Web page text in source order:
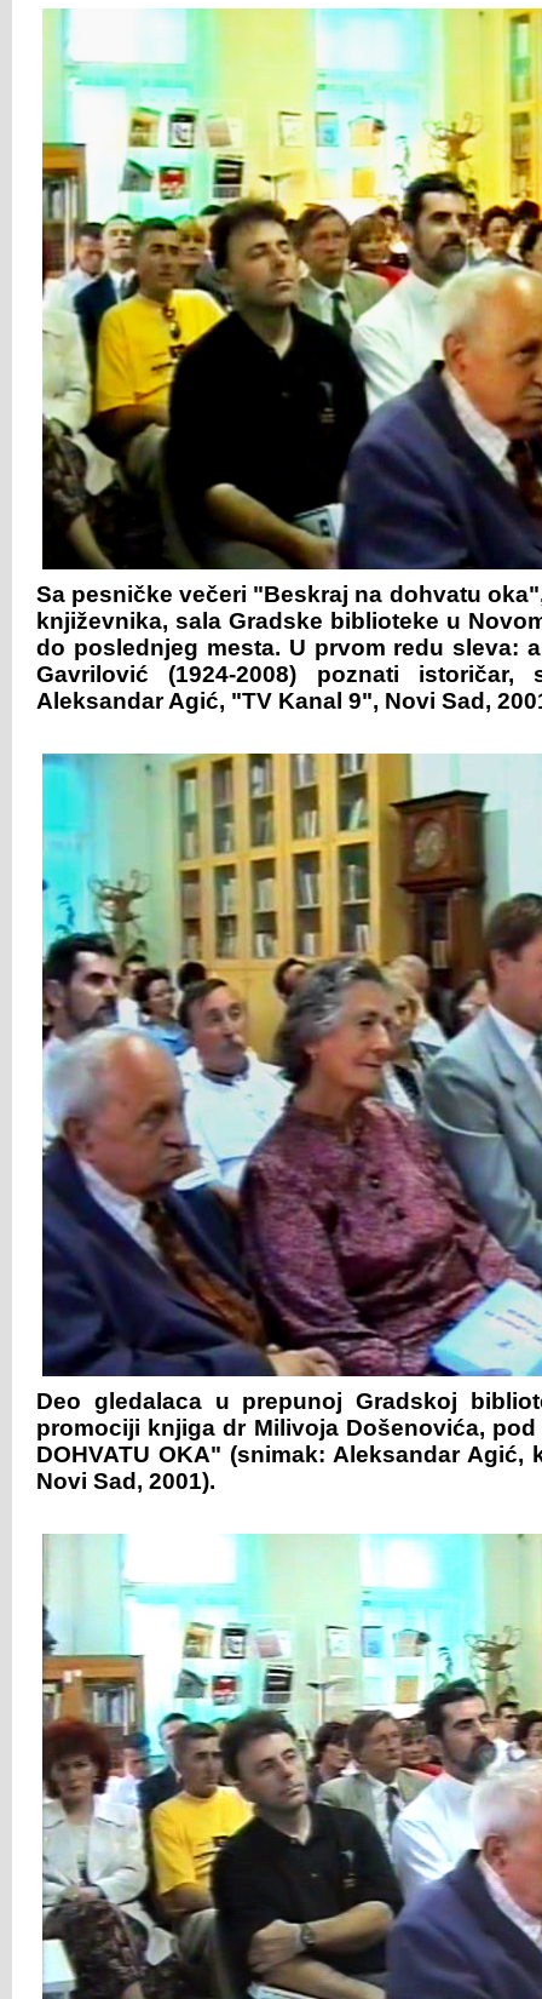
Sa pesničke večeri "Beskraj na dohvatu
književnika, sala Gradske biblioteke u
do poslednjeg mesta. U prvom redu sleva:
Gavrilović (1924-2008) poznati istoričar,
Aleksandar Agić, "TV Kanal 9", Novi Sad,
Deo gledalaca u prepunoj Gradskoj
promociji knjiga dr Milivoja Došenovića,
DOHVATU OKA" (snimak: Aleksandar Agić,
Novi Sad, 2001).